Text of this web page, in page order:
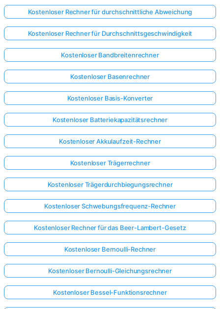
Kostenloser Rechner für durchschnittliche Abweichung
Kostenloser Rechner für Durchschnittsgeschwindigkeit
Kostenloser Bandbreitenrechner
Kostenloser Basenrechner
Kostenloser Basis-Konverter
Kostenloser Batteriekapazitätsrechner
Kostenloser Akkulaufzeit-Rechner
Kostenloser Trägerrechner
Kostenloser Trägerdurchbiegungsrechner
Kostenloser Schwebungsfrequenz-Rechner
Kostenloser Rechner für das Beer-Lambert-Gesetz
Kostenloser Bernoulli-Rechner
Kostenloser Bernoulli-Gleichungsrechner
Kostenloser Bessel-Funktionsrechner